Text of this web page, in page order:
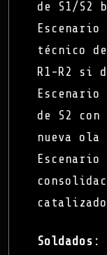
de S1/S2
técnico
R1-R2 si
de S2
nueva